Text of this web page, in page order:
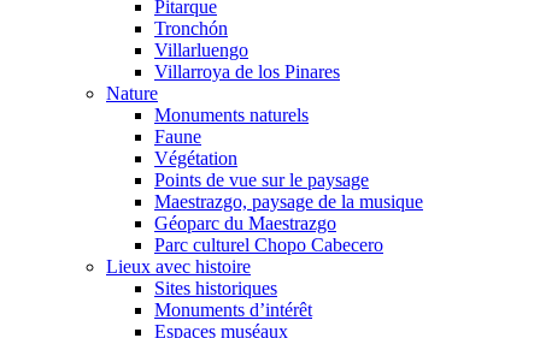
Pitarque
Tronchón
Villarluengo
Villarroya de los Pinares
Nature
Monuments naturels
Faune
Végétation
Points de vue sur le paysage
Maestrazgo, paysage de la musique
Géoparc du Maestrazgo
Parc culturel Chopo Cabecero
Lieux avec histoire
Sites historiques
Monuments d’intérêt
Espaces muséaux